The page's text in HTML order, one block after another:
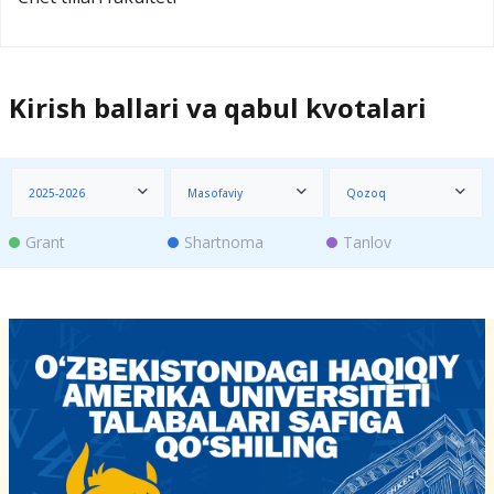
Kirish ballari va qabul kvotalari
2025-2026 Masofaviy Qozoq
Grant Shartnoma Tanlov